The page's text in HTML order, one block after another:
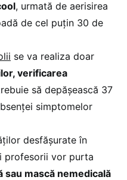
, urmată de aerisirea
de cel puțin 30 de
se va realiza doar
verificarea
să depășească 37
simptomelor
desfășurate în
profesorii vor purta
sau mască nemedicală